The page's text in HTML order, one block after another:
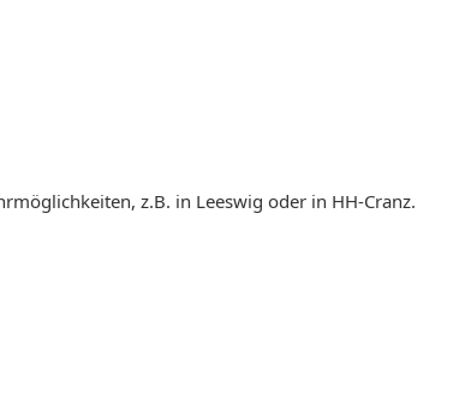
z.B. in Leeswig oder in HH-Cranz.